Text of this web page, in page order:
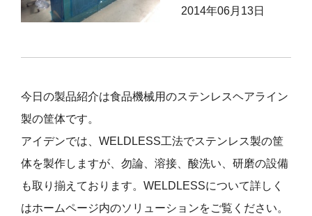
2014年06月13日
今日の製品紹介は食品機械用のステンレスヘアライン
製の筐体です。
アイデンでは、WELDLESS工法でステンレス製の筐
体を製作しますが、勿論、溶接、酸洗い、研磨の設備
も取り揃えております。WELDLESSについて詳しく
はホームページ内のソリューションをご覧ください。